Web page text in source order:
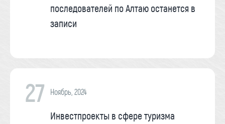
последователей по Алтаю останется в
записи
27 Ноябрь, 2024
Инвестпроекты в сфере туризма